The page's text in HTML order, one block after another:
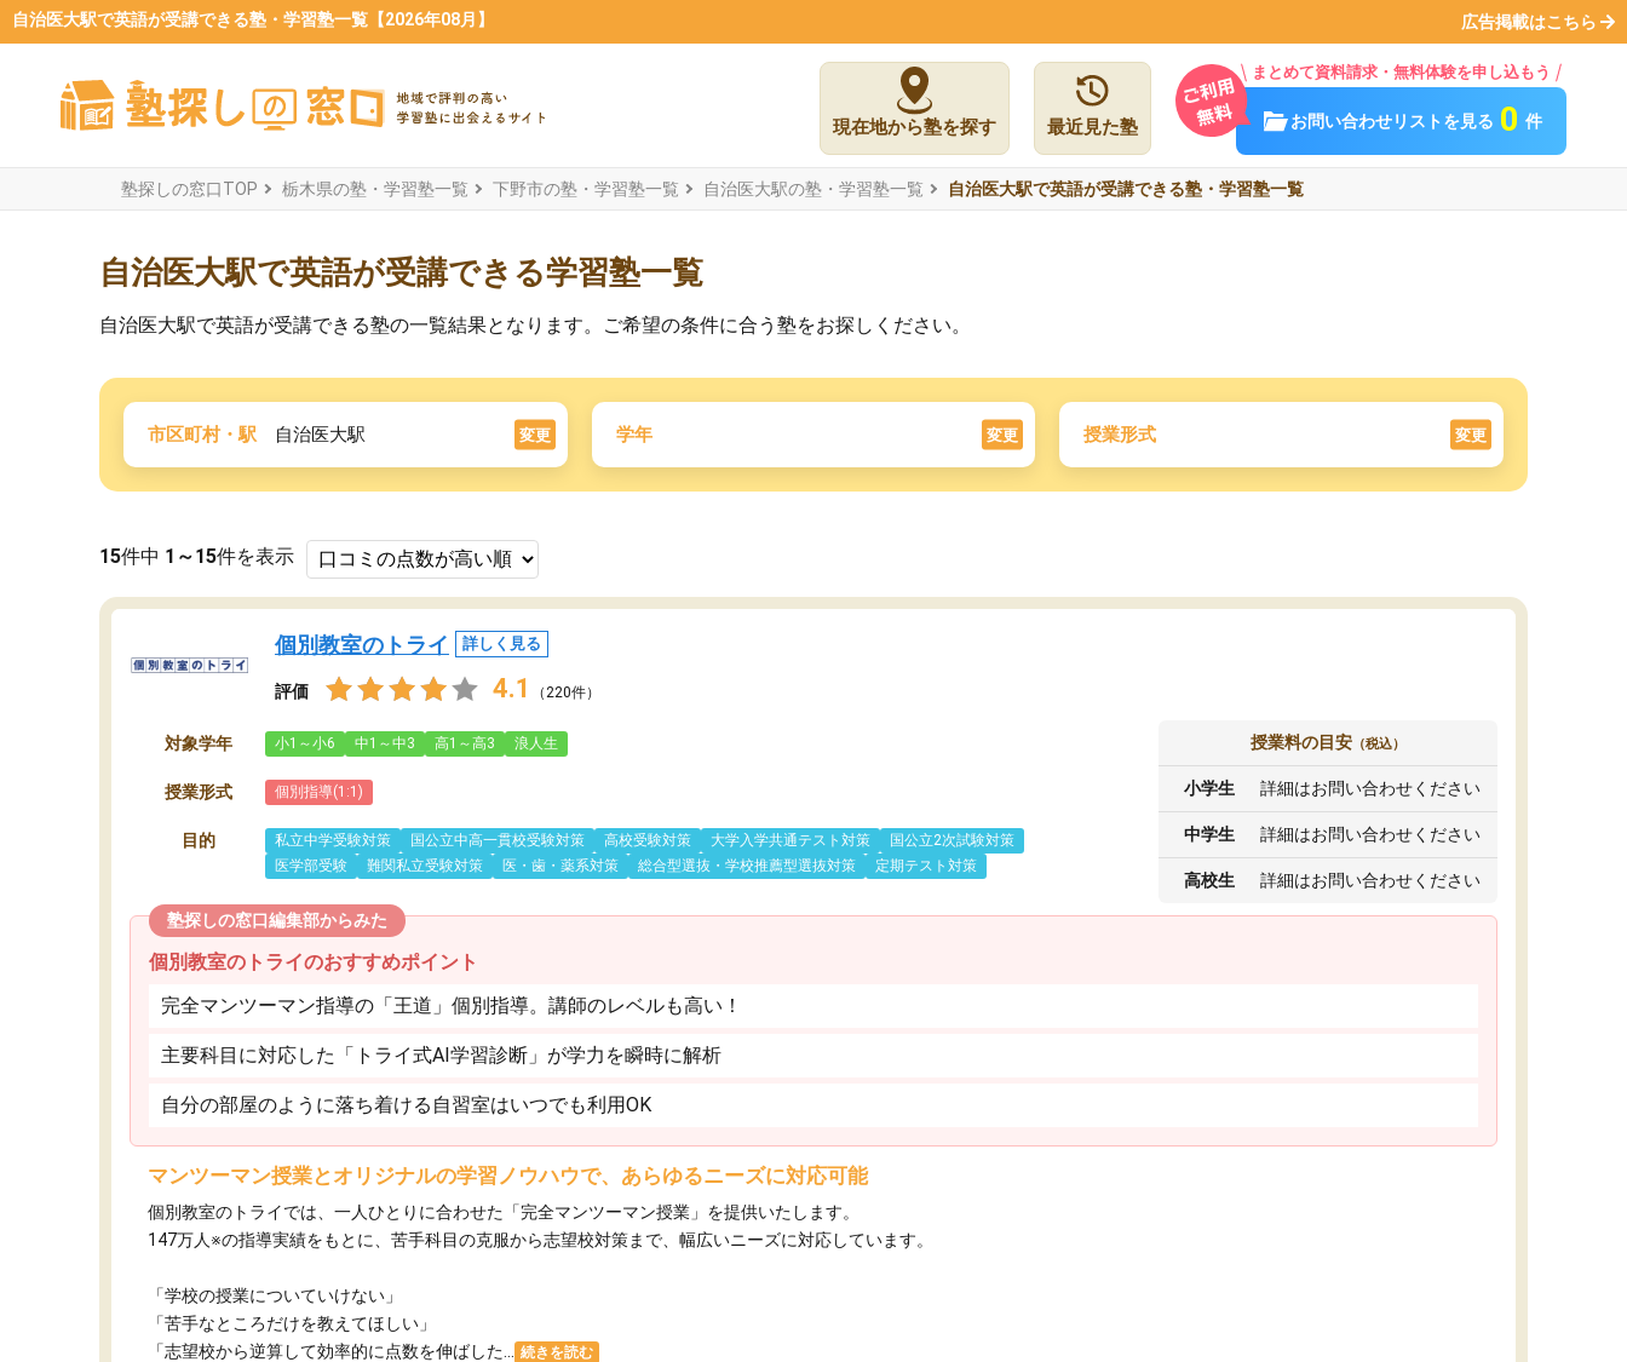
自治医大駅で英語が受講できる塾・学習塾一覧【2026年08月】 広告掲載はこちら
現在地から塾を探す 最近見た塾
まとめて資料請求・無料体験を申し込もう
お問い合わせリストを見る 0 件
塾探しの窓口TOP 栃木県の塾・学習塾一覧 下野市の塾・学習塾一覧 自治医大駅の塾・学習塾一覧 自治医大駅で英語が受講できる塾・学習塾一覧
自治医大駅で英語が受講できる学習塾一覧
自治医大駅で英語が受講できる塾の一覧結果となります。ご希望の条件に合う塾をお探しください。
市区町村・駅 自治医大駅 変更 学年 変更 授業形式 変更
15件中 1～15件を表示
個別教室のトライ 詳しく見る
評価 4.1 （220件）
対象学年 小1～小6 中1～中3 高1～高3 浪人生
授業形式 個別指導(1:1)
目的 私立中学受験対策 国公立中高一貫校受験対策 高校受験対策 大学入学共通テスト対策
国公立2次試験対策
医学部受験
難関私立受験対策 医・歯・薬系対策 総合型選抜・学校推薦型選抜対策 定期テスト対策
授業料の目安 （税込）
小学生 詳細はお問い合わせください
中学生 詳細はお問い合わせください
高校生 詳細はお問い合わせください
塾探しの窓口編集部からみた
個別教室のトライのおすすめポイント
完全マンツーマン指導の「王道」個別指導。講師のレベルも高い！
主要科目に対応した「トライ式AI学習診断」が学力を瞬時に解析
自分の部屋のように落ち着ける自習室はいつでも利用OK
マンツーマン授業とオリジナルの学習ノウハウで、あらゆるニーズに対応可能
個別教室のトライでは、一人ひとりに合わせた「完全マンツーマン授業」を提供いたします。​
147万人※の指導実績をもとに、苦手科目の克服から志望校対策まで、幅広いニーズに対応しています。​
「学校の授業についていけない」​
「苦手なところだけを教えてほしい」​
「志望校から逆算して効率的に点数を伸ばした...
続きを読む